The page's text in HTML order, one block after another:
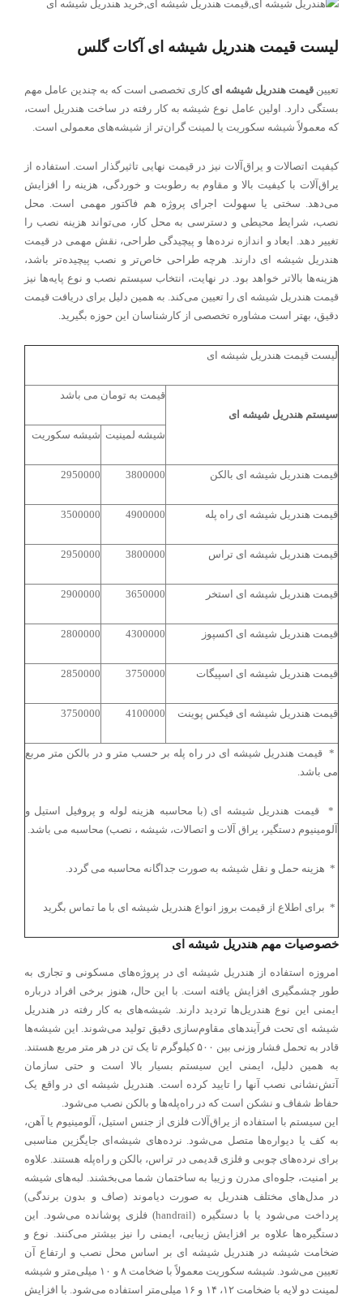
لیست قیمت هندریل شیشه ای آکات گلس
تعیین قیمت هندریل شیشه ای کاری تخصصی است که به چندین عامل مهم
بستگی دارد. اولین عامل نوع شیشه به کار رفته در ساخت هندریل است،
که معمولاً شیشه سکوریت یا لمینت گران‌تر از شیشه‌های معمولی است.
کیفیت اتصالات و یراق‌آلات نیز در قیمت نهایی تاثیرگذار است. استفاده از
یراق‌آلات با کیفیت بالا و مقاوم به رطوبت و خوردگی، هزینه را افزایش
می‌دهد. سختی یا سهولت اجرای پروژه هم فاکتور مهمی است. محل
نصب، شرایط محیطی و دسترسی به محل کار، می‌تواند هزینه نصب را
تغییر دهد. ابعاد و اندازه نرده‌ها و پیچیدگی طراحی، نقش مهمی در قیمت
هندریل شیشه ای دارند. هرچه طراحی خاص‌تر و نصب پیچیده‌تر باشد،
هزینه‌ها بالاتر خواهد بود. در نهایت، انتخاب سیستم نصب و نوع پایه‌ها نیز
قیمت هندریل شیشه ای را تعیین می‌کند. به همین دلیل برای دریافت قیمت
دقیق، بهتر است مشاوره تخصصی از کارشناسان این حوزه بگیرید.
لیست قیمت هندریل شیشه ای
سیستم هندریل شیشه ای
قیمت به تومان می باشد
شیشه لمینیت شیشه سکوریت
قیمت هندریل شیشه ای بالکن 3800000
2950000
قیمت هندریل شیشه ای راه پله 4900000
3500000
قیمت هندریل شیشه ای تراس 3800000
2950000
قیمت هندریل شیشه ای استخر 3650000
2900000
قیمت هندریل شیشه ای اکسپوز 4300000
2800000
قیمت هندریل شیشه ای اسپیگات 3750000
2850000
قیمت هندریل شیشه ای فیکس پوینت 4100000
3750000
* قیمت هندریل شیشه ای در راه پله بر حسب متر و در بالکن متر مربع
می باشد.
*قیمت هندریل شیشه ای (با محاسبه هزینه لوله و پروفیل استیل و
آلومینیوم دستگیر، یراق آلات و اتصالات، شیشه ، نصب) محاسبه می باشد.
* هزینه حمل و نقل شیشه به صورت جداگانه محاسبه می گردد.
* برای اطلاع از قیمت بروز انواع هندریل شیشه ای با ما تماس بگرید
خصوصیات مهم هندریل شیشه ای
امروزه استفاده از هندریل شیشه ای در پروژه‌های مسکونی و تجاری به
طور چشمگیری افزایش یافته است. با این حال، هنوز برخی افراد درباره
ایمنی این نوع هندریل‌ها تردید دارند. شیشه‌های به کار رفته در هندریل
شیشه ای تحت فرآیندهای مقاوم‌سازی دقیق تولید می‌شوند. این شیشه‌ها
قادر به تحمل فشار وزنی بین ۵۰۰ کیلوگرم تا یک تن در هر متر مربع هستند.
به همین دلیل، ایمنی این سیستم بسیار بالا است و حتی سازمان
آتش‌نشانی نصب آنها را تایید کرده است. هندریل شیشه ای در واقع یک
حفاظ شفاف و نشکن است که در راه‌پله‌ها و بالکن نصب می‌شود.
این سیستم با استفاده از یراق‌آلات فلزی از جنس استیل، آلومینیوم یا آهن،
به کف یا دیواره‌ها متصل می‌شود. نرده‌های شیشه‌ای جایگزین مناسبی
برای نرده‌های چوبی و فلزی قدیمی در تراس، بالکن و راه‌پله هستند. علاوه
بر امنیت، جلوه‌ای مدرن و زیبا به ساختمان شما می‌بخشند. لبه‌های شیشه
در مدل‌های مختلف هندریل به صورت دیاموند (صاف و بدون برندگی)
پرداخت می‌شود یا با دستگیره (handrail) فلزی پوشانده می‌شود. این
دستگیره‌ها علاوه بر افزایش زیبایی، ایمنی را نیز بیشتر می‌کنند. نوع و
ضخامت شیشه در هندریل شیشه ای بر اساس محل نصب و ارتفاع آن
تعیین می‌شود. شیشه سکوریت معمولاً با ضخامت ۸ و ۱۰ میلی‌متر و شیشه
لمینت دو لایه با ضخامت ۱۲، ۱۴ و ۱۶ میلی‌متر استفاده می‌شود. با افزایش